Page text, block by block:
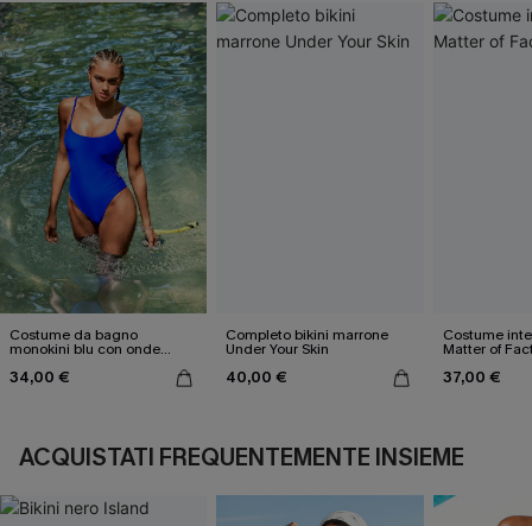
Costume da bagno
monokini blu con onde
34,00 €
Completo bikini marrone
Under Your Skin
40,00 €
Costume
Matter of
37,00 €
ACQUISTATI FREQUENTEMENTE INSIEME